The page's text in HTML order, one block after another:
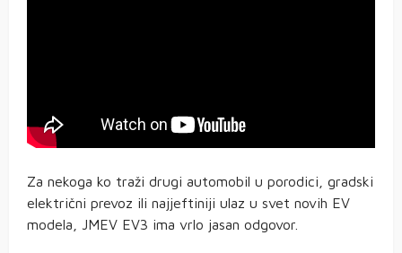
Za nekoga ko traži drugi automobil u porodici, gradski
električni prevoz ili najjeftiniji ulaz u svet novih EV
modela, JMEV EV3 ima vrlo jasan odgovor.